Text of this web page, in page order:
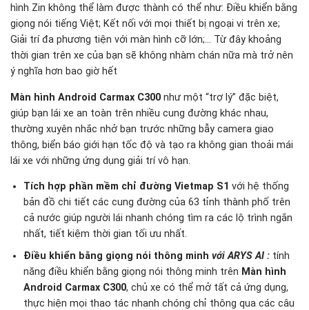
hình Zin không thể làm được thành có thể như: Điều khiển bằng
giọng nói tiếng Việt; Kết nối với mọi thiết bị ngoại vi trên xe;
Giải trí đa phương tiện với màn hình cỡ lớn;… Từ đây khoảng
thời gian trên xe của bạn sẽ không nhàm chán nữa mà trở nên
ý nghĩa hơn bao giờ hết
Màn hình Android Carmax C300 như một “trợ lý” đặc biệt,
giúp bạn lái xe an toàn trên nhiều cung đường khác nhau,
thường xuyên nhắc nhở bạn trước những bẫy camera giao
thông, biển báo giới hạn tốc độ và tạo ra không gian thoải mái
lái xe với những ứng dụng giải trí vô hạn.
Tích hợp phần mềm chỉ đường Vietmap S1 với hệ thống
bản đồ chi tiết các cung đường của 63 tỉnh thành phố trên
cả nước giúp người lái nhanh chóng tìm ra các lộ trình ngắn
nhất, tiết kiệm thời gian tối ưu nhất.
Điều khiển bằng giọng nói thông minh với ARYS AI : tính
năng điều khiển bằng giọng nói thông minh trên Màn hình
Android Carmax C300, chủ xe có thể mở tất cả ứng dụng,
thực hiện mọi thao tác nhanh chóng chỉ thông qua các câu